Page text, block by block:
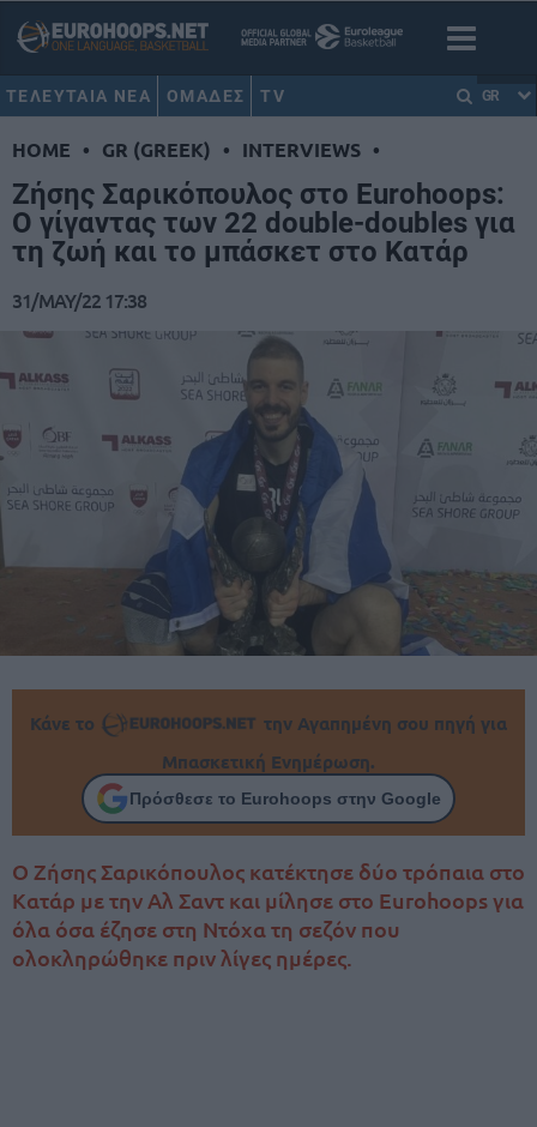
ΤΕΛΕΥΤΑΙΑ ΝΕΑ ΟΜΑΔΕΣ TV GR
HOME • GR (GREEK) • INTERVIEWS •
Ζήσης Σαρικόπουλος στο Eurohoops:
Ο γίγαντας των 22 double-doubles για
τη ζωή και το μπάσκετ στο Κατάρ
31/MAY/22 17:38
Κάνε το
την Αγαπημένη σου πηγή για
Μπασκετική Ενημέρωση.
Πρόσθεσε το Eurohoops στην Google
Ο Ζήσης Σαρικόπουλος κατέκτησε δύο τρόπαια στο
Κατάρ με την Αλ Σαντ και μίλησε στο Eurohoops για
όλα όσα έζησε στη Ντόχα τη σεζόν που
ολοκληρώθηκε πριν λίγες ημέρες.